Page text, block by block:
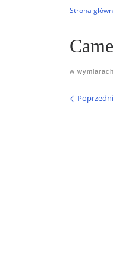
Strona
w wymiarach
Poprzedni